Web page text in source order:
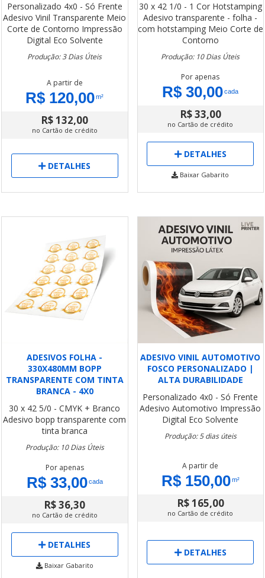
Personalizado 4x0 - Só Frente
Adesivo Vinil Transparente Meio
Corte de Contorno Impressão
Digital Eco Solvente
Produção: 3 Dias Úteis
A partir de
R$ 120,00m²
R$ 132,00
no Cartão de crédito
DETALHES
30 x 42 1/0 - 1 Cor Hotstamping
Adesivo transparente - folha -
com hotstamping Meio Corte de
Contorno
Produção: 10 Dias Úteis
Por apenas
R$ 30,00cada
R$ 33,00
no Cartão de crédito
DETALHES
Baixar Gabarito
ADESIVOS FOLHA -
330X480MM BOPP
TRANSPARENTE COM TINTA
BRANCA - 4X0
30 x 42 5/0 - CMYK + Branco
Adesivo bopp transparente com
tinta branca
Produção: 10 Dias Úteis
Por apenas
R$ 33,00cada
R$ 36,30
no Cartão de crédito
DETALHES
Baixar Gabarito
ADESIVO VINIL AUTOMOTIVO
FOSCO PERSONALIZADO |
ALTA DURABILIDADE
Personalizado 4x0 - Só Frente
Adesivo Automotivo Impressão
Digital Eco Solvente
Produção: 5 dias úteis
A partir de
R$ 150,00m²
R$ 165,00
no Cartão de crédito
DETALHES